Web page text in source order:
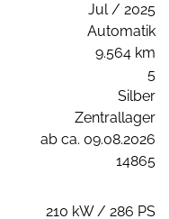
Jul / 2025
Automatik
9.564 km
5
Silber
Zentrallager
ab ca. 09.08.2026
14865
210 kW / 286 PS